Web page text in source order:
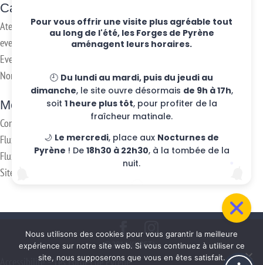
Categories
Ateliers hebdo
evenements
Eventos
Non classifié(e)
Meta
Connexion
Flux des publications
Flux des commentaires
Site de WordPress-FR
@2016 KUDETA -
Accessibilité – Les Forges de Pyrène
Pour vous offrir une visite plus agréable tout
au long de l'été, les Forges de Pyrène
aménagent leurs horaires.
🕘 Du lundi au mardi, puis du jeudi au
dimanche, le site ouvre désormais de 9h à 17h,
soit 1 heure plus tôt, pour profiter de la
fraîcheur matinale.
🌙 Le mercredi, place aux Nocturnes de
Pyrène ! De 18h30 à 22h30, à la tombée de la
nuit.
Nous utilisons des cookies pour vous garantir la meilleure
expérience sur notre site web. Si vous continuez à utiliser ce
site, nous supposerons que vous en êtes satisfait.